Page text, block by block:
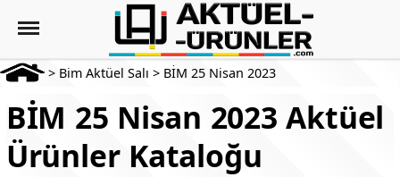
> Bim Aktüel Salı > BİM 25 Nisan 2023
BİM 25 Nisan 2023 Aktüel
Ürünler Kataloğu